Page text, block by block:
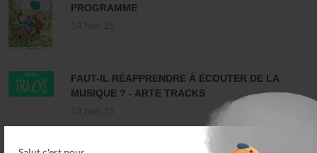
PROGRAMME
FAUT-IL RÉAPPRENDRE À ÉCOUTER DE LA
MUSIQUE ? - ARTE TRACKS